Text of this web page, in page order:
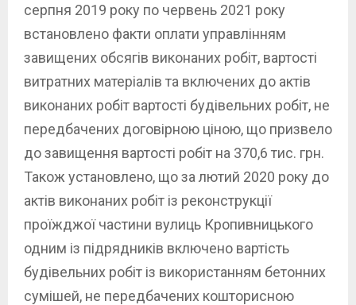
серпня 2019 року по червень 2021 року
встановлено факти оплати управлінням
завищених обсягів виконаних робіт, вартості
витратних матеріалів та включених до актів
виконаних робіт вартості будівельних робіт, не
передбачених договірною ціною, що призвело
до завищення вартості робіт на 370,6 тис. грн.
Також установлено, що за лютий 2020 року до
актів виконаних робіт із реконструкції
проїжджої частини вулиць Кропивницького
одним із підрядників включено вартість
будівельних робіт із використанням бетонних
сумішей, не передбачених кошторисною